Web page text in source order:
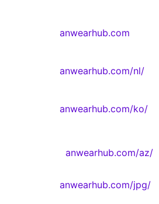
anwearhub.com
anwearhub.com/nl/
anwearhub.com/ko/
anwearhub.com/az/
anwearhub.com/jpg/